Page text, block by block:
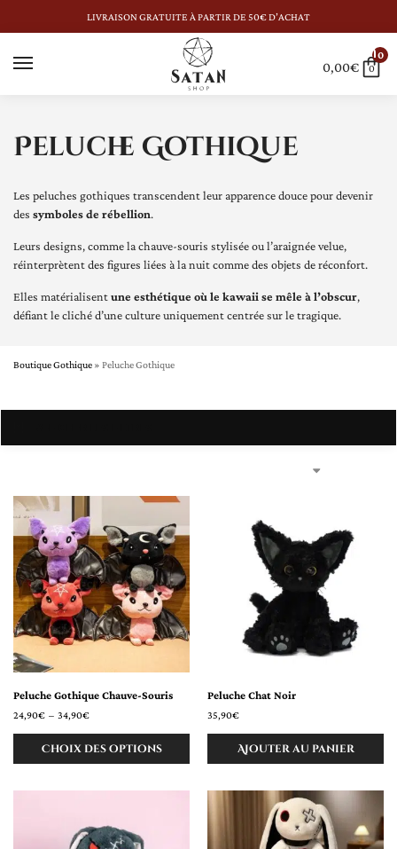
LIVRAISON GRATUITE À PARTIR DE 50€ D’ACHAT
0
0,00€ 0
Peluche Gothique
Les peluches gothiques transcendent leur apparence douce pour devenir
des symboles de rébellion.
Leurs designs, comme la chauve-souris stylisée ou l’araignée velue,
réinterprètent des figures liées à la nuit comme des objets de réconfort.
Elles matérialisentune esthétique où le kawaii se mêle à l’obscur,
défiant le cliché d’une culture uniquement centrée sur le tragique.
Boutique Gothique » Peluche Gothique
Peluche Gothique Chauve-Souris
24,90€ – 34,90€
Choix des options
Peluche Chat Noir
35,90€
Ajouter au panier